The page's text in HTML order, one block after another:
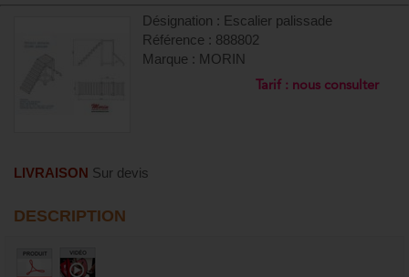
Désignation : Escalier palissade
Référence : 888802
Marque : MORIN
Tarif : nous consulter
LIVRAISON Sur devis
DESCRIPTION